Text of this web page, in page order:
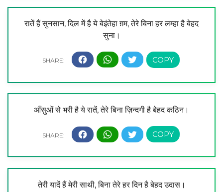
रातें हैं सुनसान, दिल में है ये बेइंतेहा ग़म, तेरे बिना हर लम्हा है बेहद
सुना।
आँसुओं से भरी है ये रातें, तेरे बिना ज़िन्दगी है बेहद कठिन।
तेरी यादें हैं मेरी साथी, बिना तेरे हर दिन है बेहद उदास।